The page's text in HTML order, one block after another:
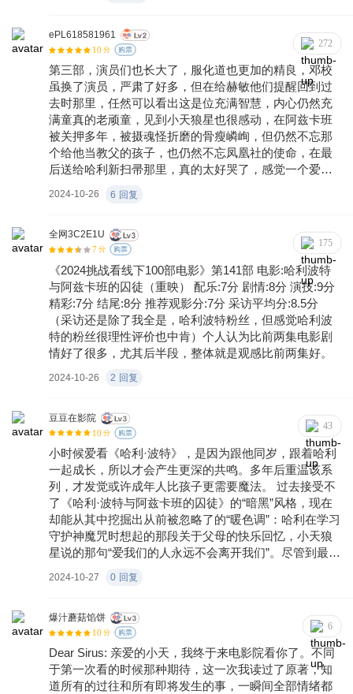
ePL618581961
10 分 购票
272
第三部，演员们也长大了，服化道也更加的精良，邓校
虽换了演员，严肃了好多，但在给赫敏他们提醒回到过
去时那里，任然可以看出这是位充满智慧，内心仍然充
满童真的老顽童，见到小天狼星也很感动，在阿兹卡班
被关押多年，被摄魂怪折磨的骨瘦嶙峋，但仍然不忘那
个给他当教父的孩子，也仍然不忘凤凰社的使命，在最
后送给哈利新扫帚那里，真的太好哭了，感觉一个爱着
他一起住，给了哈利从小到大未曾有过的亲情，哈利以
午夜场，主要是阿兹卡班这一部偏恐怖风，更有氛围。
看完之后也是感触量多，独自一人走在回家的路上，嘴
里哼着海德薇变奏曲，虽然没有朋友，没有爱人可以分
享观后感，但仍然觉得自己是个被温暖着的人，觉得这
一切都是美好值得的，永远感恩哈利波特，给了我一个
成年人难以寻觅的温柔与幸福。
2024-10-26 6 回复
全网3C2E1U
7 分 购票
175
《2024挑战看线下100部电影》第141部 电影:哈利波特
与阿兹卡班的囚徒（重映） 配乐:7分 剧情:8分 演技:9分
精彩:7分 结尾:8分 推荐观影分:7分 采访平均分:8.5分
（采访还是除了我全是，哈利波特粉丝，但感觉哈利波
特的粉丝很理性评价也中肯）个人认为​比前两集电影剧
情好了很多，尤其后半段，整体就是观感比前两集好。
2024-10-26 2 回复
豆豆在影院
10 分 购票
43
小时候爱看《哈利·波特》，是因为跟他同岁，跟着哈利
一起成长，所以才会产生更深的共鸣。多年后重温该系
列，才发觉或许成年人比孩子更需要魔法。 过去接受不
了《哈利·波特与阿兹卡班的囚徒》的“暗黑”风格，现在
却能从其中挖掘出从前被忽略了的“暖色调”：哈利在学习
守护神魔咒时想起的那段关于父母的快乐回忆，小天狼
星说的那句“爱我们的人永远不会离开我们”。尽管到最后
屈，还是继续过着漂泊不定的逃亡生活，看似一切都白
夜空中最亮的星，虽然遥不可及，却能在心中留下永恒
的光芒。 小时侯去影院看这一部，只要15块钱，当时还
觉得很贵。二十年过去了，很多东西都变了，很多东西
又都没变。诚如邓布利多所言——时间真是神秘，有无
穷的力量……
2024-10-27 0 回复
爆汁蘑菇馅饼
10 分 购票
6
Dear Sirus: 亲爱的小天，我终于来电影院看你了。不同
于第一次看的时候那种期待，这一次我读过了原著，知
道所有的过往和所有即将发生的事，一瞬间全部情绪都